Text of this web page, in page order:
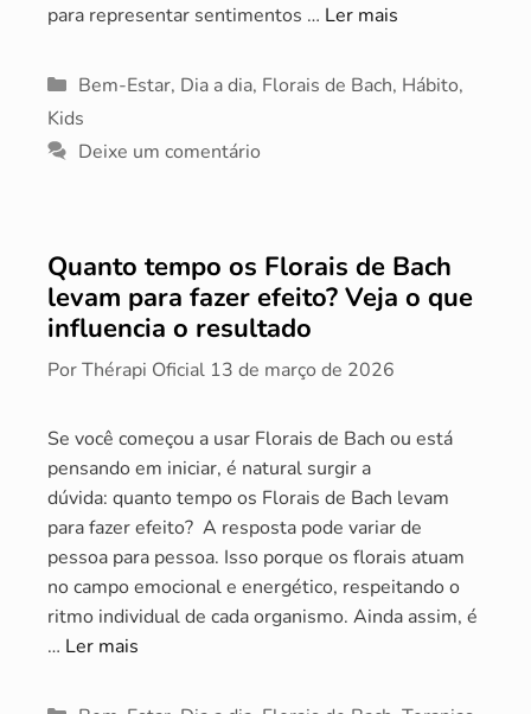
para representar sentimentos … Ler mais
Categorias
Bem-Estar, Dia a dia, Florais de Bach, Hábito,
Kids
Deixe um comentário
Quanto tempo os Florais de Bach
levam para fazer efeito? Veja o que
influencia o resultado
PorThérapi Oficial 13 de março de 2026
Se você começou a usar Florais de Bach ou está
pensando em iniciar, é natural surgir a
dúvida: quanto tempo os Florais de Bach levam
para fazer efeito? A resposta pode variar de
pessoa para pessoa. Isso porque os florais atuam
no campo emocional e energético, respeitando o
ritmo individual de cada organismo. Ainda assim, é
… Ler mais